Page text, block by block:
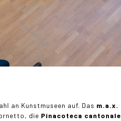
an Kunstmuseen auf. Das m.a.x.
die Pinacoteca cantonale